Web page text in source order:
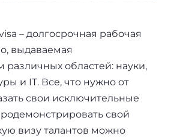
– долгосрочная рабочая
выдаваемая
различных областей: науки,
и IT. Все, что нужно от
свои исключительные
свой
визу талантов можно
05
Telegram